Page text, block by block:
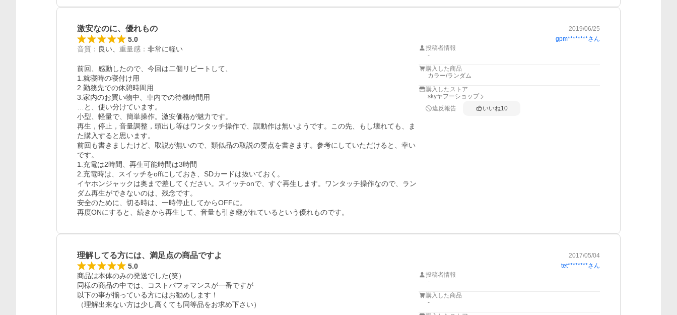
激安なのに、優れもの 2019/06/25
5.0 gpm********さん
音質 ： 良い 重量感 ： 非常に軽い
前回、感動したので、今回は二個リピートして、
1.就寝時の寝付け用
2.勤務先での休憩時間用
3.家内のお買い物中、車内での待機時間用
…と、使い分けています。
小型、軽量で、簡単操作。激安価格が魅力です。
再生，停止，音量調整，頭出し等はワンタッチ操作で、誤動作は無いようです。この先、もし壊れても、ま
た購入すると思います。
前回も書きましたけど、取説が無いので、類似品の取説の要点を書きます。参考にしていただけると、幸い
です。
1.充電は2時間、再生可能時間は3時間
2.充電時は、スイッチをoffにしておき、SDカードは抜いておく。
イヤホンジャックは奥まで差してください。スイッチonで、すぐ再生します。ワンタッチ操作なので、ラン
ダム再生ができないのは、残念です。
安全のために、切る時は、一時停止してからOFFに。
再度ONにすると、続きから再生して、音量も引き継がれているという優れものです。
投稿者情報
-
購入した商品
カラー/ランダム
購入したストア
skyヤフーショップ
違反報告
いいね10
理解してる方には、満足点の商品ですよ 2017/05/04
5.0 tet********さん
商品は本体のみの発送でした(笑）
同様の商品の中では、コストパフォマンスが一番ですが
以下の事が揃っている方にはお勧めします！
（理解出来ない方は少し高くても同等品をお求め下さい）
投稿者情報
-
購入した商品
-